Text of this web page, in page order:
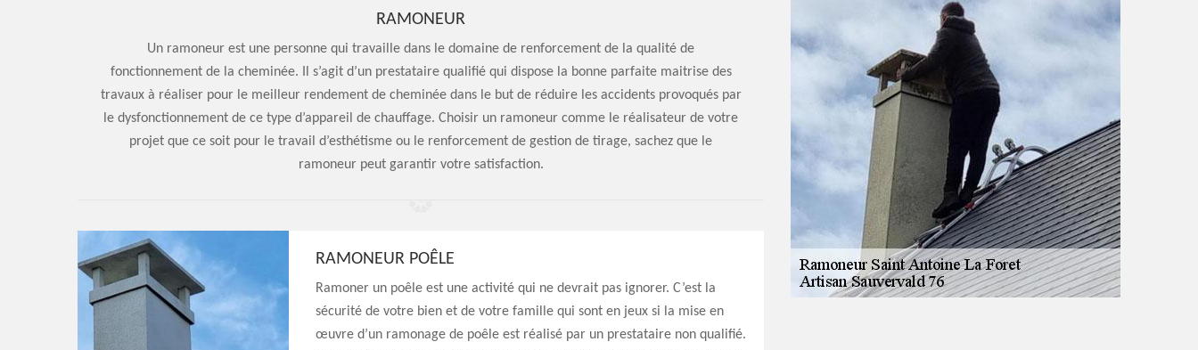
RAMONEUR
Un ramoneur est une personne qui travaille dans le domaine de renforcement de la qualité de
fonctionnement de la cheminée. Il s’agit d’un prestataire qualifié qui dispose la bonne parfaite maitrise des
travaux à réaliser pour le meilleur rendement de cheminée dans le but de réduire les accidents provoqués par
le dysfonctionnement de ce type d’appareil de chauffage. Choisir un ramoneur comme le réalisateur de votre
projet que ce soit pour le travail d’esthétisme ou le renforcement de gestion de tirage, sachez que le
ramoneur peut garantir votre satisfaction.
RAMONEUR POÊLE
Ramoner un poêle est une activité qui ne devrait pas ignorer. C’est la
sécurité de votre bien et de votre famille qui sont en jeux si la mise en
œuvre d’un ramonage de poêle est réalisé par un prestataire non qualifié.